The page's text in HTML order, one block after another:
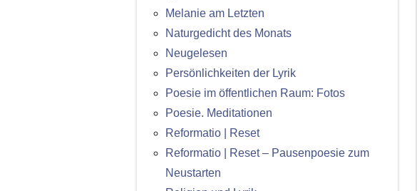
Melanie am Letzten
Naturgedicht des Monats
Neugelesen
Persönlichkeiten der Lyrik
Poesie im öffentlichen Raum: Fotos
Poesie. Meditationen
Reformatio | Reset
Reformatio | Reset – Pausenpoesie zum
Neustarten